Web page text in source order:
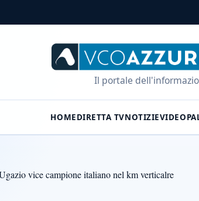
Il portale
HOMEDIRETTA TVNOTIZIEVIDEO
vice campione italiano nel km verticalre